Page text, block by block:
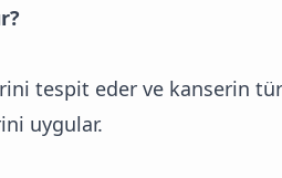
tespit eder ve kanserin
uygular.